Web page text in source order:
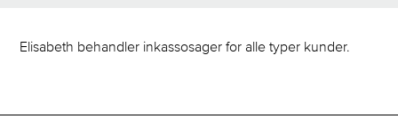
Elisabeth behandler inkassosager for alle typer kunder.